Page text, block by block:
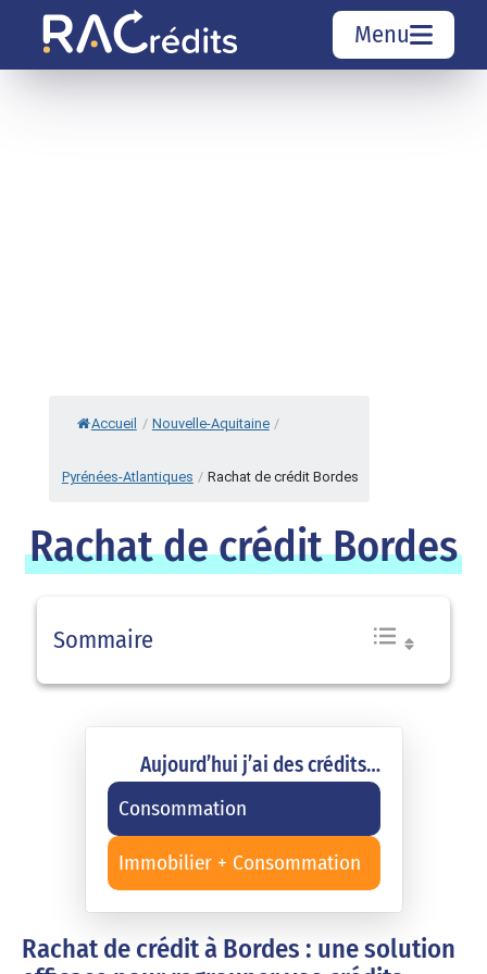
Menu
Accueil / Nouvelle-Aquitaine /
Pyrénées-Atlantiques / Rachat de crédit Bordes
Rachat de crédit Bordes
Sommaire
Aujourd’hui j’ai des crédits…
Consommation
Immobilier + Consommation
Rachat de crédit à Bordes : une solution